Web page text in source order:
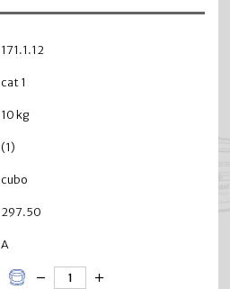
171.1.12
cat 1
10 kg
(1)
cubo
297.50
A